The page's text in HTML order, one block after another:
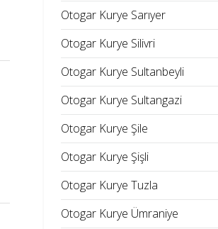
Otogar Kurye Sarıyer
Otogar Kurye Silivri
Otogar Kurye Sultanbeyli
Otogar Kurye Sultangazi
Otogar Kurye Şile
Otogar Kurye Şişli
Otogar Kurye Tuzla
Otogar Kurye Ümraniye